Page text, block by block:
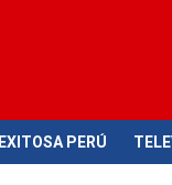
EXITOSA PERÚ